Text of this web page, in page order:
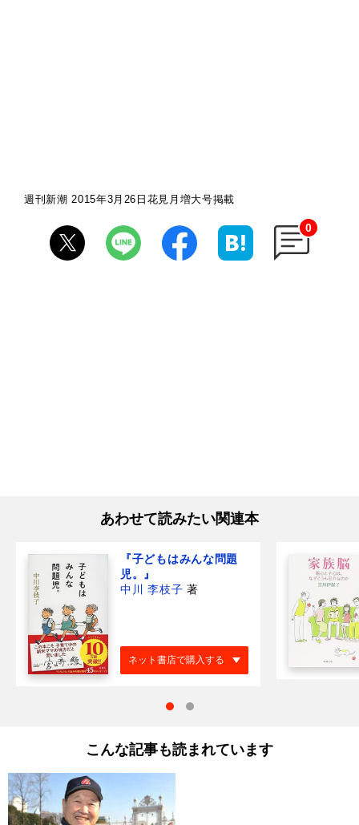
週刊新潮 2015年3月26日花見月増大号掲載
0
あわせて読みたい関連本
『子どもはみんな問題
児。』
中川 李枝子 著
ネット書店で購入する
こんな記事も読まれています